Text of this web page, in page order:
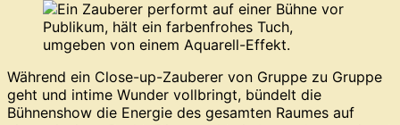
Während ein Close-up-Zauberer von Gruppe zu Gruppe
geht und intime Wunder vollbringt, bündelt die
Bühnenshow die Energie des gesamten Raumes auf